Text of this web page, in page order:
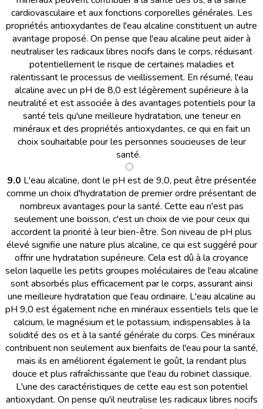
cardiovasculaire et aux fonctions corporelles générales. Les
propriétés antioxydantes de l'eau alcaline constituent un autre
avantage proposé. On pense que l'eau alcaline peut aider à
neutraliser les radicaux libres nocifs dans le corps, réduisant
potentiellement le risque de certaines maladies et
ralentissant le processus de vieillissement. En résumé, l'eau
alcaline avec un pH de 8,0 est légèrement supérieure à la
neutralité et est associée à des avantages potentiels pour la
santé tels qu'une meilleure hydratation, une teneur en
minéraux et des propriétés antioxydantes, ce qui en fait un
choix souhaitable pour les personnes soucieuses de leur
santé.
9.0 L'eau alcaline, dont le pH est de 9,0, peut être présentée
comme un choix d'hydratation de premier ordre présentant de
nombreux avantages pour la santé. Cette eau n'est pas
seulement une boisson, c'est un choix de vie pour ceux qui
accordent la priorité à leur bien-être. Son niveau de pH plus
élevé signifie une nature plus alcaline, ce qui est suggéré pour
offrir une hydratation supérieure. Cela est dû à la croyance
selon laquelle les petits groupes moléculaires de l'eau alcaline
sont absorbés plus efficacement par le corps, assurant ainsi
une meilleure hydratation que l'eau ordinaire. L'eau alcaline au
pH 9,0 est également riche en minéraux essentiels tels que le
calcium, le magnésium et le potassium, indispensables à la
solidité des os et à la santé générale du corps. Ces minéraux
contribuent non seulement aux bienfaits de l'eau pour la santé,
mais ils en améliorent également le goût, la rendant plus
douce et plus rafraîchissante que l'eau du robinet classique.
L'une des caractéristiques de cette eau est son potentiel
antioxydant. On pense qu'il neutralise les radicaux libres nocifs